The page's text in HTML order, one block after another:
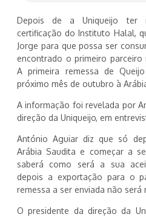
Depois de a Uniqueijo ter
certificação do Instituto Halal,
Jorge para que possa ser
encontrado o primeiro
A primeira remessa de
próximo mês de outubro à
A informação foi revelada por
direção da Uniqueijo, em
António Aguiar diz que só
Arábia Saudita e começar a
saberá como será a sua
depois a exportação para o
remessa a ser enviada não será
O presidente da direção da